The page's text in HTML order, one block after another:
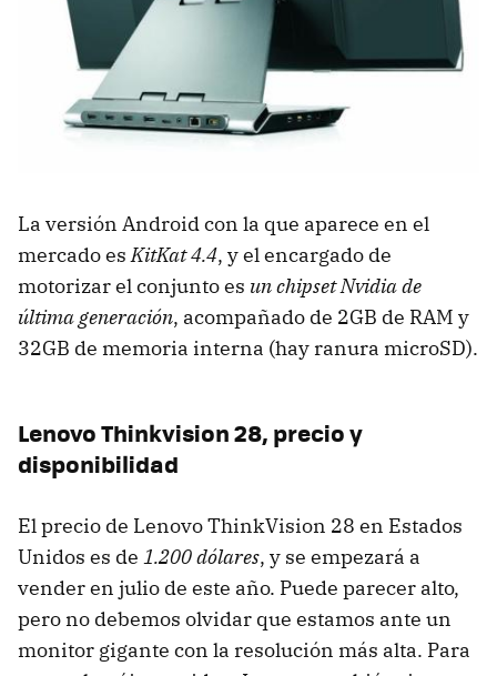
La versión Android con la que aparece en el
mercado esKitKat 4.4, y el encargado de
motorizar el conjunto es un chipset Nvidia de
última generación, acompañado de 2GB de RAM y
32GB de memoria interna (hay ranura microSD).
Lenovo Thinkvision 28, precio y
disponibilidad
El precio de Lenovo ThinkVision 28 en Estados
Unidos es de 1.200 dólares, y se empezará a
vender en julio de este año. Puede parecer alto,
pero no debemos olvidar que estamos ante un
monitor gigante con la resolución más alta. Para